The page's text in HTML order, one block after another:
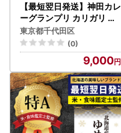
【最短翌日発送】神田カレ
ーグランプリ カリガリ 濃
厚スパイスカレー 中辛 1セ
ット(5個)【1186516】
東京都千代田区
(0)
9,000